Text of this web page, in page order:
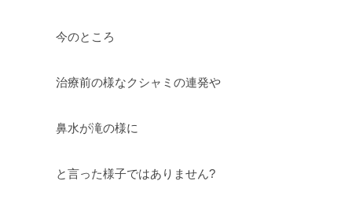
今のところ
治療前の様なクシャミの連発や
鼻水が滝の様に
と言った様子ではありません?